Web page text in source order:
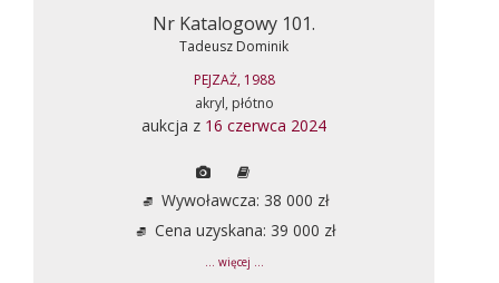
Nr Katalogowy 101.
Tadeusz Dominik
PEJZAŻ, 1988
akryl, płótno
aukcja z 16 czerwca 2024
Wywoławcza: 38 000 zł
Cena uzyskana: 39 000 zł
... więcej ...